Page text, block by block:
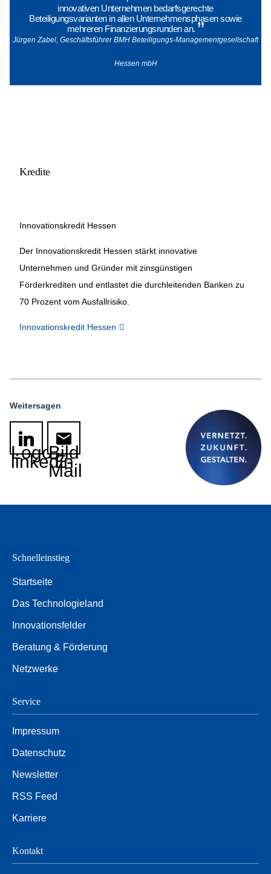
innovativen Unternehmen bedarfsgerechte
Beteiligungsvarianten in allen Unternehmensphasen sowie
mehreren Finanzierungsrunden an. ”
Jürgen Zabel, Geschäftsführer BMH Beteiligungs-Managementgesellschaft
Hessen mbH
© BMH GmbH
Kredite
Innovationskredit Hessen
Der Innovationskredit Hessen stärkt innovative
Unternehmen und Gründer mit zinsgünstigen
Förderkrediten und entlastet die durchleitenden Banken zu
70 Prozent vom Ausfallrisiko.
Innovationskredit Hessen
Weitersagen
Logo
linkedin
Bild
E-
Mail
Schnelleinstieg
Startseite
Das Technologieland
Innovationsfelder
Beratung & Förderung
Netzwerke
Service
Impressum
Datenschutz
Newsletter
RSS Feed
Karriere
Kontakt